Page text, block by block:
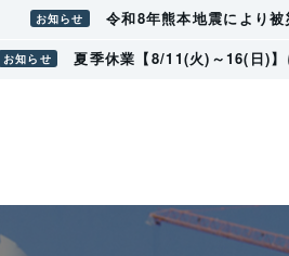
お知らせ 令和8年熊本地震により
お知らせ 夏季休業【8/11(火)～16(日)